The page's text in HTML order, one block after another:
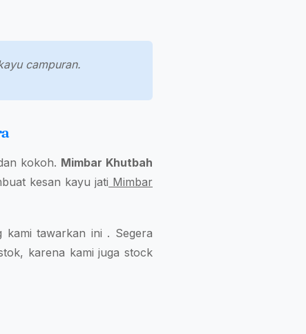
campuran.
kokoh. Mimbar Khutbah
kesan kayu jati Mimbar
kami tawarkan ini . Segera
karena kami juga stock